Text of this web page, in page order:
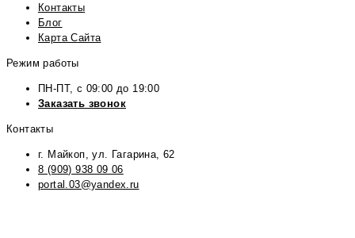
Контакты
Блог
Карта Сайта
Режим работы
ПН-ПТ, с 09:00 до 19:00
Заказать звонок
Контакты
г. Майкоп, ул. Гагарина, 62
8 (909) 938 09 06
portal.03@yandex.ru